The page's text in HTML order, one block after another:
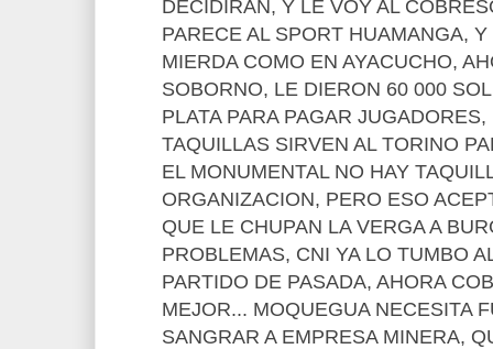
DECIDIRAN, Y LE VOY AL
PARECE AL SPORT HUAMANGA,
MIERDA COMO EN AYACUCHO,
SOBORNO, LE DIERON 60 000
PLATA PARA PAGAR
TAQUILLAS SIRVEN AL TORINO
EL MONUMENTAL NO HAY
ORGANIZACION, PERO ESO
QUE LE CHUPAN LA VERGA A
PROBLEMAS, CNI YA LO TUMBO
PARTIDO DE PASADA, AHORA
MEJOR... MOQUEGUA NECESITA
SANGRAR A EMPRESA MINERA,